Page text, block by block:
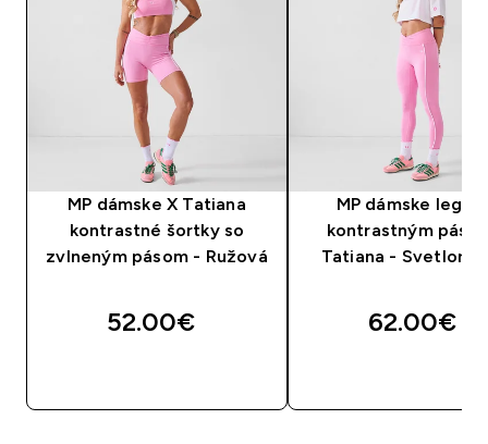
MP dámske X Tatiana
kontrastné šortky so
zvlneným pásom - Ružová
52.00€‎
MP dámske
kontrastným
Tatiana -
62.00€‎